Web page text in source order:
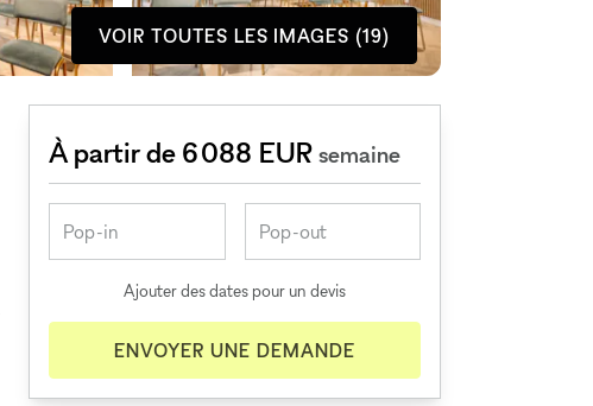
VOIR TOUTES LES IMAGES (19)
À partir de 6 088 EURsemaine
Ajouter des dates pour un devis
ENVOYER UNE DEMANDE